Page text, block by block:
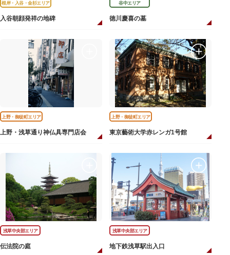
根岸・入谷・金杉エリア
入谷朝顔発祥の地碑
谷中エリア
徳川慶喜の墓
上野・御徒町エリア
上野・浅草通り神仏具専門店会
上野・御徒町エリア
東京藝術大学赤レンガ1号館
浅草中央部エリア
伝法院の庭
浅草中央部エリア
地下鉄浅草駅出入口